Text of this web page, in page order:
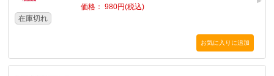
価格： 980円(税込)
在庫切れ